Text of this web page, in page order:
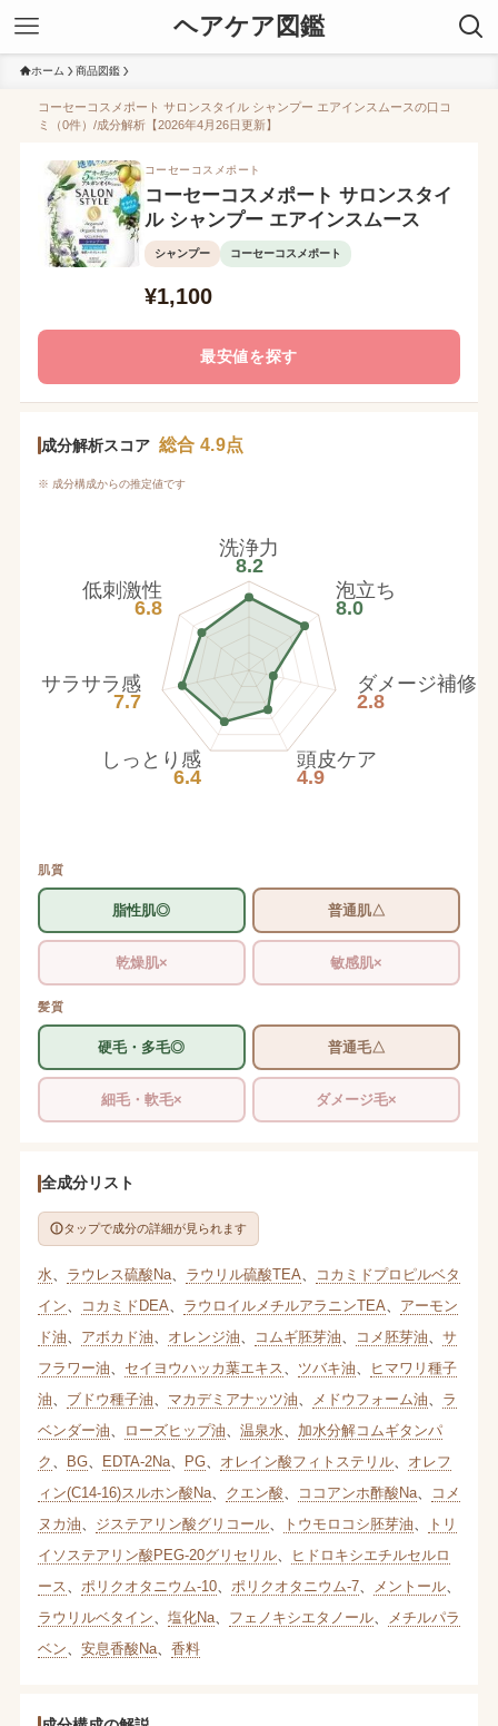
ヘアケア図鑑
ホーム 商品図鑑
コーセーコスメポート サロンスタイル シャンプー エアインスムースの口コ
ミ（0件）/成分解析【2026年4月26日更新】
コーセーコスメポート
コーセーコスメポート サロンスタイ
ル シャンプー エアインスムース
シャンプー コーセーコスメポート
¥1,100
最安値を探す
成分解析スコア 総合 4.9点
※ 成分構成からの推定値です
洗浄力
8.2
泡立ち
8.0
ダメージ補修
2.8
頭皮ケア
4.9
しっとり感
6.4
サラサラ感
7.7
低刺激性
6.8
肌質
脂性肌◎ 普通肌△
乾燥肌× 敏感肌×
髪質
硬毛・多毛◎ 普通毛△
細毛・軟毛× ダメージ毛×
全成分リスト
タップで成分の詳細が見られます
水 ラウレス硫酸Na、 ラウリル硫酸TEA
コカミドプロピルベタ
イン
コカミドDEA ラウロイルメチルアラニンTEA
アーモン
ド油
アボカド油 オレンジ油 コムギ胚芽油 コメ胚芽油
サ
フラワー油
セイヨウハッカ葉エキス ツバキ油
ヒマワリ種子
油
ブドウ種子油 マカデミアナッツ油 メドウフォーム油
ラ
ベンダー油
ローズヒップ油 温泉水
加水分解コムギタンパ
ク
BG、 EDTA-2Na、 PG、 オレイン酸フィトステリル、 オレフ
ィン(C14-16)スルホン酸Na、 クエン酸 ココアンホ酢酸Na、
コメ
ヌカ油
ジステアリン酸グリコール、 トウモロコシ胚芽油
トリ
イソステアリン酸PEG-20グリセリル、
ヒドロキシエチルセルロ
ース
ポリクオタニウム-10、 ポリクオタニウム-7、 メントール、
ラウリルベタイン
塩化Na、 フェノキシエタノール、
メチルパラ
ベン
安息香酸Na、 香料